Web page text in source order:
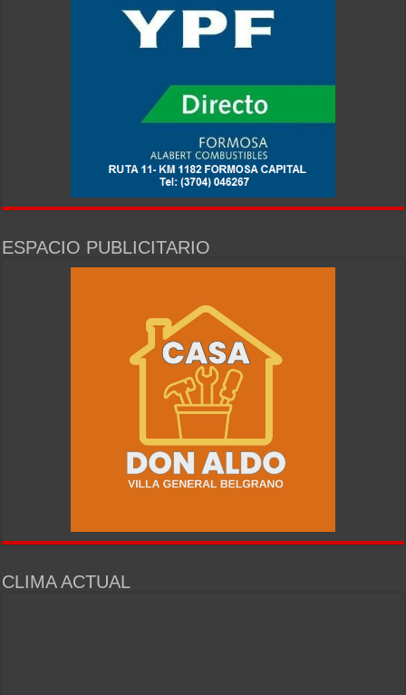
ESPACIO PUBLICITARIO
CLIMA ACTUAL